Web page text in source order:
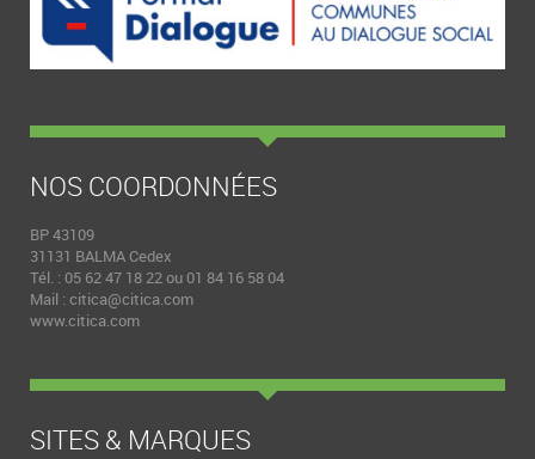
NOS COORDONNÉES
BP 43109
31131 BALMA Cedex
Tél. : 05 62 47 18 22 ou 01 84 16 58 04
Mail : citica@citica.com
www.citica.com
SITES & MARQUES